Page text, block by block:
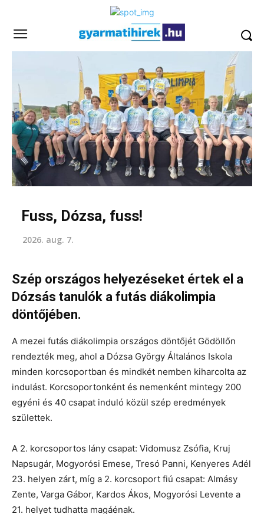
Fuss, Dózsa, fuss!
2026. aug. 7.
Szép országos helyezéseket értek el a
Dózsás tanulók a futás diákolimpia
döntőjében.
A mezei futás diákolimpia országos döntőjét Gödöllőn
rendezték meg, ahol a Dózsa György Általános Iskola
minden korcsoportban és mindkét nemben kiharcolta az
indulást. Korcsoportonként és nemenként mintegy 200
egyéni és 40 csapat induló közül szép eredmények
születtek.
A 2. korcsoportos lány csapat: Vidomusz Zsófia, Kruj
Napsugár, Mogyorósi Emese, Tresó Panni, Kenyeres Adél
23. helyen zárt, míg a 2. korcsoport fiú csapat: Almásy
Zente, Varga Gábor, Kardos Ákos, Mogyorósi Levente a
21. helyet tudhatta magáénak.